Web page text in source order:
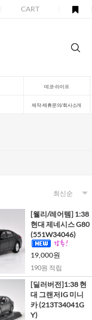
CART
데코-라이프
제작-제휴문의/회사소개
[웰리/레어템] 1:38
현대 제네시스 G80
(551W34046)
19,000원
190원 적립
[딜러버전]1:38 현
대 그랜저IG 미니
카 (213T34041G
Y)